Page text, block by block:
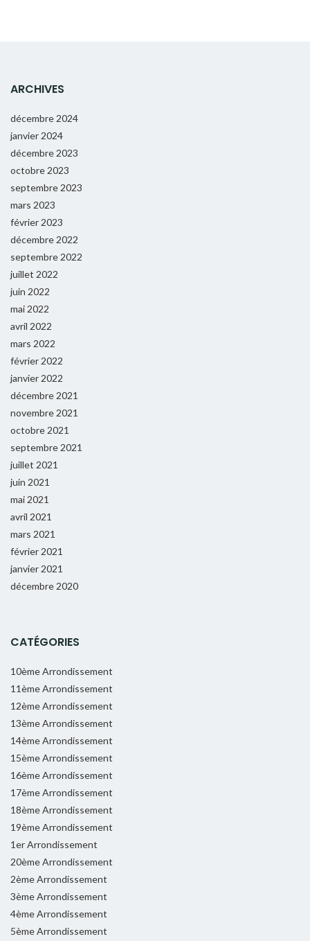
ARCHIVES
décembre 2024
janvier 2024
décembre 2023
octobre 2023
septembre 2023
mars 2023
février 2023
décembre 2022
septembre 2022
juillet 2022
juin 2022
mai 2022
avril 2022
mars 2022
février 2022
janvier 2022
décembre 2021
novembre 2021
octobre 2021
septembre 2021
juillet 2021
juin 2021
mai 2021
avril 2021
mars 2021
février 2021
janvier 2021
décembre 2020
CATÉGORIES
10ème Arrondissement
11ème Arrondissement
12ème Arrondissement
13ème Arrondissement
14ème Arrondissement
15ème Arrondissement
16ème Arrondissement
17ème Arrondissement
18ème Arrondissement
19ème Arrondissement
1er Arrondissement
20ème Arrondissement
2ème Arrondissement
3ème Arrondissement
4ème Arrondissement
5ème Arrondissement